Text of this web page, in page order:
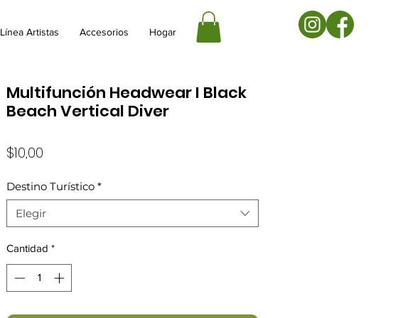
Línea Artistas Accesorios Hogar
Multifunción Headwear I Black
Beach Vertical Diver
$10,00
Destino Turístico *
Elegir
Cantidad *